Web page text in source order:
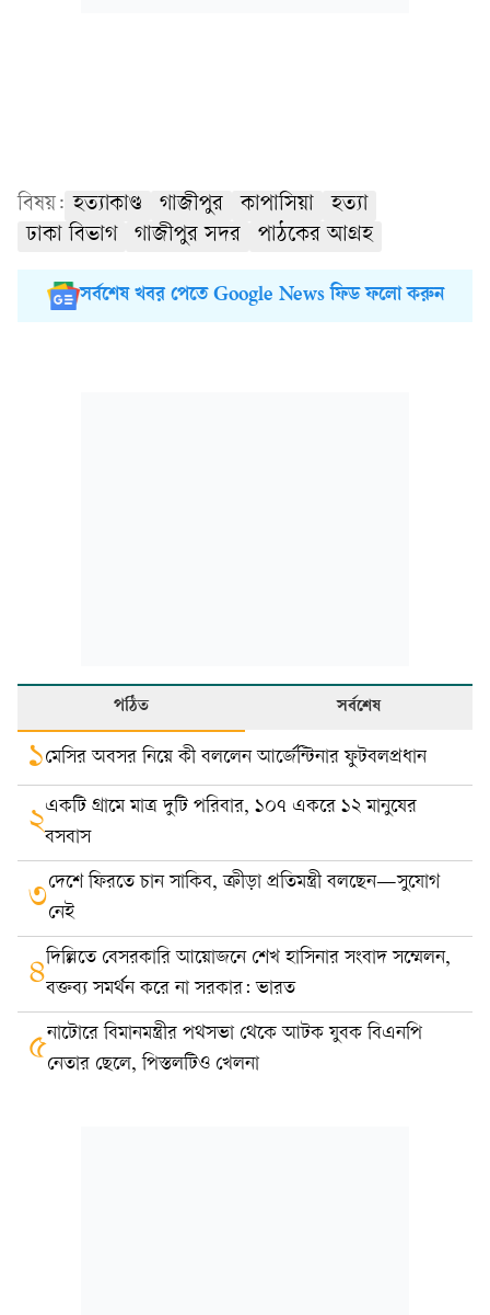
বিষয়: হত্যাকাণ্ড গাজীপুর কাপাসিয়া
হত্যা
ঢাকা বিভাগ
গাজীপুর সদর পাঠকের আগ্রহ
সর্বশেষ খবর পেতে Google News ফিড ফলো করুন
পঠিত সর্বশেষ
১মেসির অবসর নিয়ে কী বললেন আর্জেন্টিনার ফুটবলপ্রধান
২একটি গ্রামে মাত্র দুটি পরিবার, ১০৭ একরে ১২ মানুষের
বসবাস
৩দেশে ফিরতে চান সাকিব, ক্রীড়া প্রতিমন্ত্রী বলছেন—সুযোগ
নেই
৪দিল্লিতে বেসরকারি আয়োজনে শেখ হাসিনার সংবাদ সম্মেলন,
বক্তব্য সমর্থন করে না সরকার: ভারত
৫নাটোরে বিমানমন্ত্রীর পথসভা থেকে আটক যুবক বিএনপি
নেতার ছেলে, পিস্তলটিও খেলনা